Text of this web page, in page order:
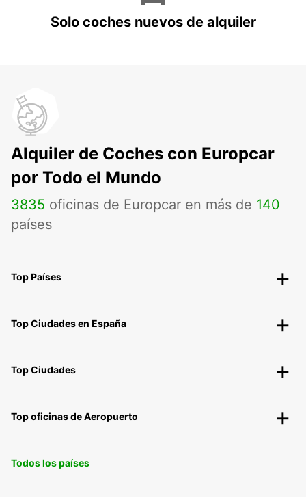
Solo coches nuevos de alquiler
Alquiler de Coches con Europcar
por Todo el Mundo
3835 oficinas de Europcar en más de 140
países
Top Países
Top Ciudades en España
Top Ciudades
Top oficinas de Aeropuerto
Todos los países